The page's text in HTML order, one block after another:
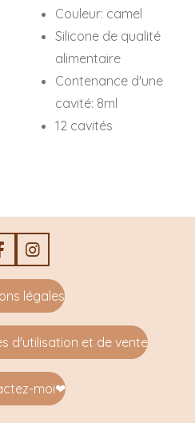
Couleur: camel
Silicone de qualité
alimentaire
Contenance d'une
cavité: 8ml
12 cavités
e
I
n
t
a
r
a
m
légales
d'utilisation et de vente
moi❤